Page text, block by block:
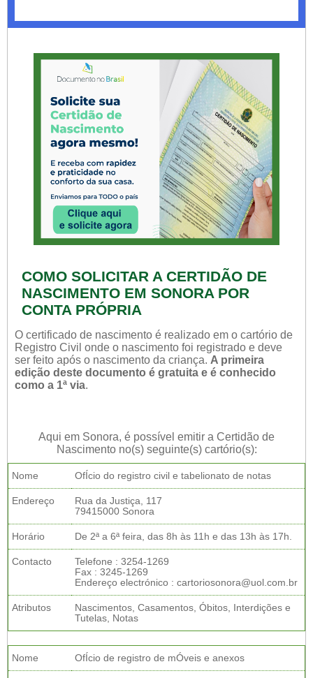
COMO SOLICITAR A CERTIDÃO DE
NASCIMENTO EM SONORA POR
CONTA PRÓPRIA
O certificado de nascimento é realizado em o cartório de
Registro Civil onde o nascimento foi registrado e deve
ser feito após o nascimento da criança. A primeira
edição deste documento é gratuita e é conhecido
como a 1ª via.
Aqui em Sonora, é possível emitir a Certidão de
Nascimento no(s) seguinte(s) cartório(s):
Nome OfÍcio do registro civil e tabelionato de notas
Endereço
Rua da Justiça, 117
79415000 Sonora
Horário De 2ª a 6ª feira, das 8h às 11h e das 13h às 17h.
Contacto
Telefone : 3254-1269
Fax : 3245-1269
Endereço electrónico : cartoriosonora@uol.com.br
Atributos
Nascimentos, Casamentos, Óbitos, Interdições e
Tutelas, Notas
Nome OfÍcio de registro de mÓveis e anexos